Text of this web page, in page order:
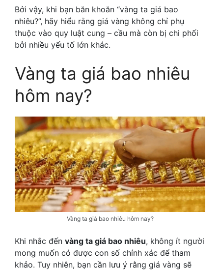
Bởi vậy, khi bạn băn khoăn “vàng ta giá bao
nhiêu?”, hãy hiểu rằng giá vàng không chỉ phụ
thuộc vào quy luật cung – cầu mà còn bị chi phối
bởi nhiều yếu tố lớn khác.
Vàng ta giá bao nhiêu
hôm nay?
Vàng ta giá bao nhiêu hôm nay?
Khi nhắc đến vàng ta giá bao nhiêu, không ít người
mong muốn có được con số chính xác để tham
khảo. Tuy nhiên, bạn cần lưu ý rằng giá vàng sẽ